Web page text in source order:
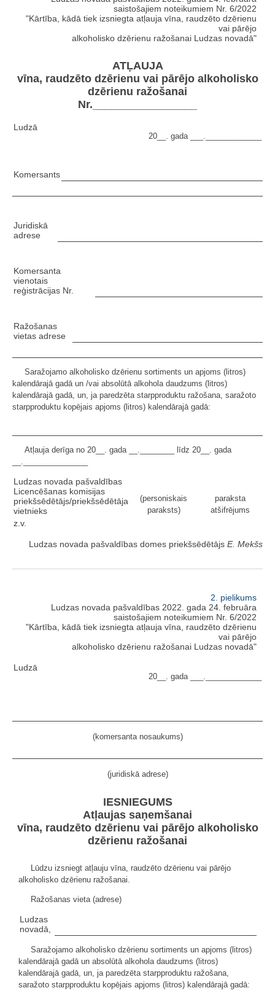
saistošajiem noteikumiem Nr. 6/2022
"Kārtība, kādā tiek izsniegta atļauja vīna, raudzēto dzērienu
vai pārējo
alkoholisko dzērienu ražošanai Ludzas novadā"
ATĻAUJA
vīna, raudzēto dzērienu vai pārējo alkoholisko
dzērienu ražošanai
Nr._________________
Ludzā
20__. gada ___._____________
Komersants
Juridiskā
adrese
Komersanta
vienotais
reģistrācijas Nr.
Ražošanas
vietas adrese
Saražojamo alkoholisko dzērienu sortiments un apjoms (litros)
kalendārajā gadā un /vai absolūtā alkohola daudzums (litros)
kalendārajā gadā, un, ja paredzēta starpproduktu ražošana, saražoto
starpproduktu kopējais apjoms (litros) kalendārajā gadā:
Atļauja derīga no 20__. gada __.________ līdz 20__. gada
Ludzas novada pašvaldības
Licencēšanas komisijas
priekšsēdētājs/priekšsēdētāja
vietnieks
(personiskais
paraksts)
paraksta
atšifrējums
z.v.
Ludzas novada pašvaldības domes priekšsēdētājs E. Mekšs
2. pielikums
Ludzas novada pašvaldības 2022. gada 24. februāra
saistošajiem noteikumiem Nr. 6/2022
"Kārtība, kādā tiek izsniegta atļauja vīna, raudzēto dzērienu
vai pārējo
alkoholisko dzērienu ražošanai Ludzas novadā"
Ludzā
20__. gada ___._____________
(komersanta nosaukums)
(juridiskā adrese)
IESNIEGUMS
Atļaujas saņemšanai
vīna, raudzēto dzērienu vai pārējo alkoholisko
dzērienu ražošanai
Lūdzu izsniegt atļauju vīna, raudzēto dzērienu vai pārējo
alkoholisko dzērienu ražošanai.
Ražošanas vieta (adrese)
Ludzas
novadā,
Saražojamo alkoholisko dzērienu sortiments un apjoms (litros)
kalendārajā gadā un absolūtā alkohola daudzums (litros)
kalendārajā gadā, un, ja paredzēta starpproduktu ražošana,
saražoto starpproduktu kopējais apjoms (litros) kalendārajā gadā: